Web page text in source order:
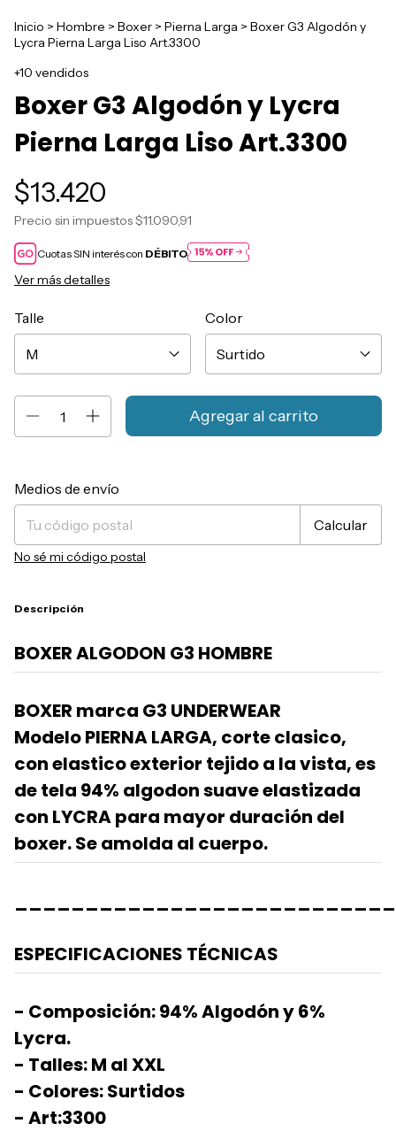
Inicio > Hombre > Boxer > Pierna Larga > Boxer G3 Algodón y
Lycra Pierna Larga Liso Art.3300
+10 vendidos
Boxer G3 Algodón y Lycra
Pierna Larga Liso Art.3300
$13.420
Precio sin impuestos$11.090,91
Cuotas SIN interés con DÉBITO
Ver más detalles
Talle Color
Entregas para el CP:
Medios de envío
Calcular
No sé mi código postal
Descripción
BOXER ALGODON G3 HOMBRE
BOXER marca G3 UNDERWEAR
Modelo PIERNA LARGA, corte clasico,
con elastico exterior tejido a la vista, es
de tela 94% algodon suave elastizada
con LYCRA para mayor duración del
boxer. Se amolda al cuerpo.
ESPECIFICACIONES TÉCNICAS
- Composición: 94% Algodón y 6%
Lycra.
- Talles: M al XXL
- Colores: Surtidos
- Art:3300